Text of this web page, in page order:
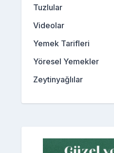
Tuzlular
Videolar
Yemek Tarifleri
Yöresel Yemekler
Zeytinyağlılar